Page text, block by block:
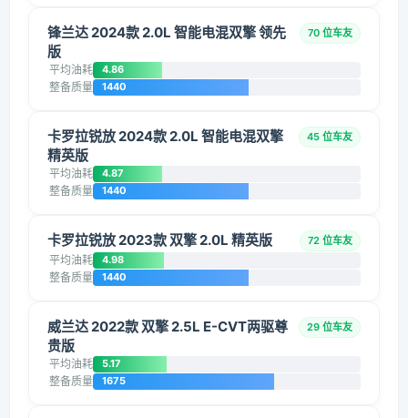
锋兰达 2024款 2.0L 智能电混双擎 领先
版
70 位车友
平均油耗 4.86
整备质量 1440
卡罗拉锐放 2024款 2.0L 智能电混双擎
精英版
45 位车友
平均油耗 4.87
整备质量 1440
卡罗拉锐放 2023款 双擎 2.0L 精英版 72 位车友
平均油耗 4.98
整备质量 1440
威兰达 2022款 双擎 2.5L E-CVT两驱尊
贵版
29 位车友
平均油耗 5.17
整备质量 1675